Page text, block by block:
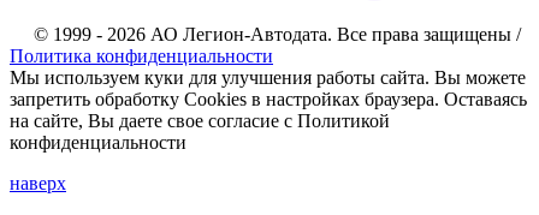
© 1999 - 2026 АО Легион-Автодата. Все права защищены /
Политика конфиденциальности
Мы используем куки для улучшения работы сайта. Вы можете
запретить обработку Cookies в настройках браузера. Оставаясь
на сайте, Вы даете свое согласие с Политикой
конфиденциальности
наверх